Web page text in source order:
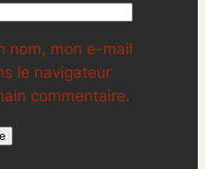
nom, mon e-mail
le navigateur
commentaire.